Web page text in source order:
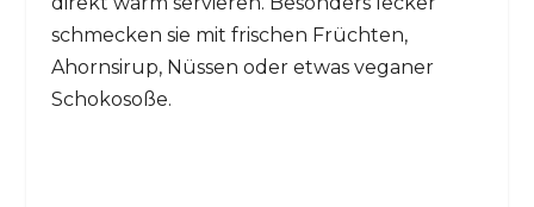
schmecken sie mit frischen Früchten,
Ahornsirup, Nüssen oder etwas veganer
Schokosoße.